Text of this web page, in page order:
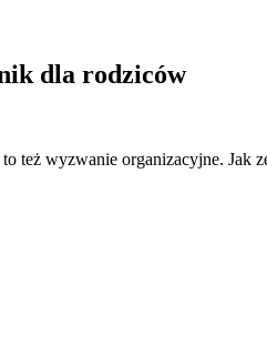
dla rodziców
wyzwanie organizacyjne. Jak